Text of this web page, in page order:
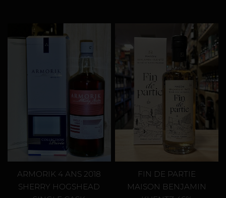
ARMORIK 4 ANS 2018
SHERRY HOGSHEAD
FIN DE PARTIE
MAISON BENJAMIN